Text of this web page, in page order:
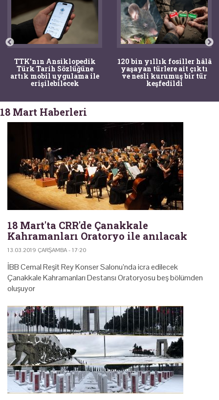
TTK'nın Ansiklopedik
Türk Tarih Sözlüğüne
artık mobil uygulama ile
erişilebilecek
120 bin yıllık fosiller hâlâ
yaşayan türlere ait çıktı
ve nesli kurumuş bir tür
keşfedildi
18 Mart Haberleri
18 Mart'ta CRR'de Çanakkale
Kahramanları Oratoryo ile anılacak
13.03.2019 ÇARŞAMBA - 17:20
İBB Cemal Reşit Rey Konser Salonu’nda icra edilecek
Çanakkale Kahramanları Destansı Oratoryosu beş bölümden
oluşuyor